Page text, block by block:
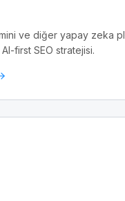
ve diğer yapay zeka
first SEO stratejisi.